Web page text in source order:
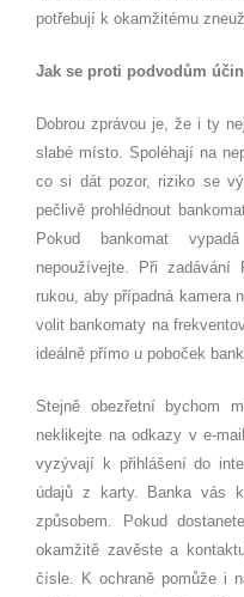
potřebují k okamžitému
Jak se proti podvodům
Dobrou zprávou je, že i ty
slabé místo. Spoléhají na
co si dát pozor, riziko se
pečlivě prohlédnout
Pokud bankomat
nepoužívejte. Při zadávání
rukou, aby případná kamera
volit bankomaty na
ideálně přímo u poboček
Stejně obezřetní bychom
neklikejte na odkazy v e-
vyzývají k přihlášení do
údajů z karty. Banka vás
způsobem. Pokud
okamžitě zavěste a
čísle. K ochraně pomůže i